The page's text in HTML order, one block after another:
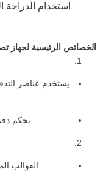
استخدام
الخصائص الرئيسية لجهاز
يستخدم عناصر
تحكم
القوالب